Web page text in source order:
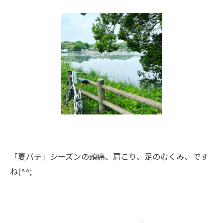
「夏バテ」シーズンの頭痛、肩こり、足のむくみ、です
ね(^^;